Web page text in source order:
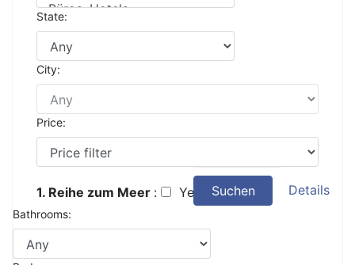
State:
City:
Price:
1. Reihe zum Meer : Yes Suchen Details
Bathrooms: